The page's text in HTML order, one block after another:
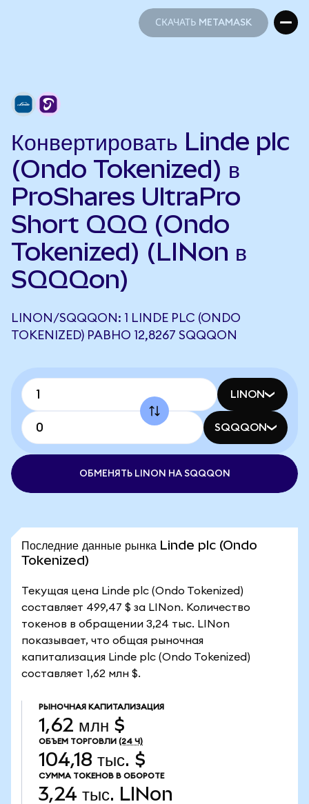
СКАЧАТЬ METAMASK
Конвертировать Linde plc
(Ondo Tokenized) в
ProShares UltraPro
Short QQQ (Ondo
Tokenized) (LINon в
SQQQon)
LINON/SQQQON: 1 LINDE PLC (ONDO
TOKENIZED) РАВНО 12,8267 SQQQON
LINON
SQQQON
ОБМЕНЯТЬ LINON НА SQQQON
Последние данные рынка Linde plc (Ondo
Tokenized)
Текущая цена Linde plc (Ondo Tokenized)
составляет 499,47 $ за LINon. Количество
токенов в обращении 3,24 тыс. LINon
показывает, что общая рыночная
капитализация Linde plc (Ondo Tokenized)
составляет 1,62 млн $.
РЫНОЧНАЯ КАПИТАЛИЗАЦИЯ
1,62 млн $
ОБЪЕМ ТОРГОВЛИ (24 Ч)
104,18 тыс. $
СУММА ТОКЕНОВ В ОБОРОТЕ
3,24 тыс. LINon